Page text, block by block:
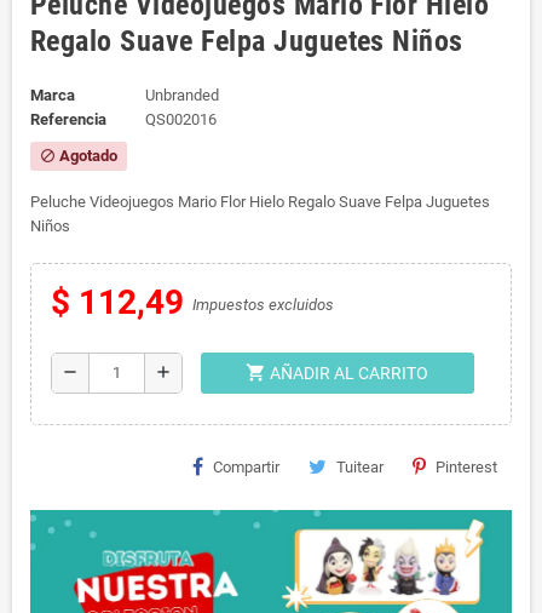
Regalo Suave Felpa Juguetes Niños
Marca
Unbranded
Referencia
QS002016
block Agotado
Peluche Videojuegos Mario Flor Hielo Regalo Suave Felpa Juguetes
Niños
$ 112,49 Impuestos excluidos
remove add shopping_cart AÑADIR AL CARRITO
Compartir Tuitear Pinterest